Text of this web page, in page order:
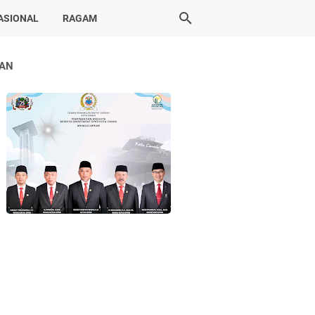
RAGAM